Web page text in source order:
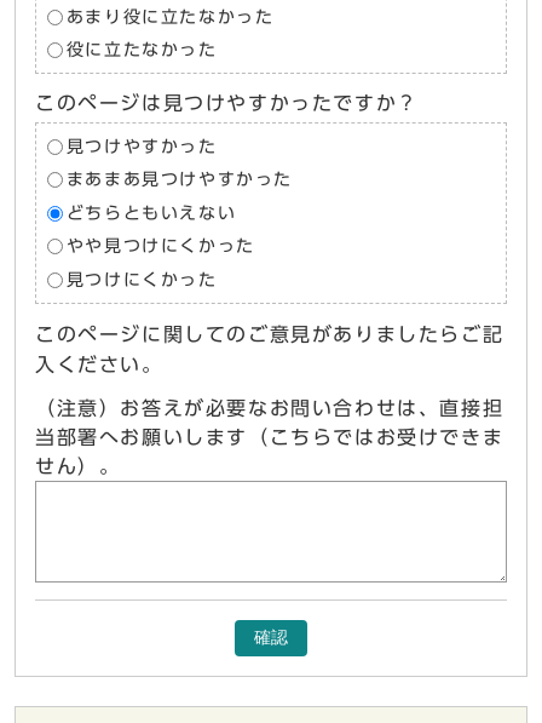
あまり役に立たなかった
役に立たなかった
このページは見つけやすかったですか？
見つけやすかった
まあまあ見つけやすかった
どちらともいえない
やや見つけにくかった
見つけにくかった
このページに関してのご意見がありましたらご記
入ください。
（注意）お答えが必要なお問い合わせは、直接担
当部署へお願いします（こちらではお受けできま
せん）。
確認